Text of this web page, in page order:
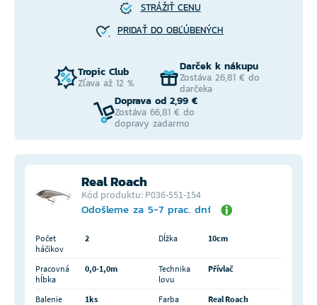
STRÁŽIŤ CENU
PRIDAŤ DO OBĽÚBENÝCH
Tropic Club
Zľava až 12 %
Darček k nákupu
Zostáva 26,81 € do
darčeka
Doprava od 2,99 €
Zostáva 66,81 € do
dopravy zadarmo
Real Roach
Kód produktu: P036-551-154
Odošleme za 5-7 prac. dní
Počet
háčikov
2 Dĺžka 10cm
Pracovná
hĺbka
0,0-1,0m
Technika
lovu
Přívlač
Balenie 1ks Farba
Real Roach